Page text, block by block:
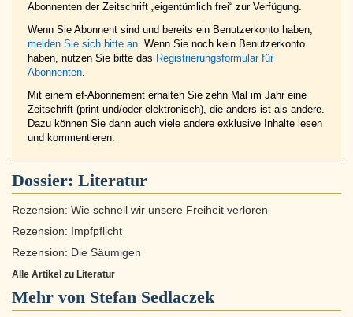
Abonnenten der Zeitschrift „eigentümlich frei“ zur Verfügung.
Wenn Sie Abonnent sind und bereits ein Benutzerkonto haben,
melden Sie sich bitte an. Wenn Sie noch kein Benutzerkonto
haben, nutzen Sie bitte das Registrierungsformular für
Abonnenten.
Mit einem ef-Abonnement erhalten Sie zehn Mal im Jahr eine
Zeitschrift (print und/oder elektronisch), die anders ist als andere.
Dazu können Sie dann auch viele andere exklusive Inhalte lesen
und kommentieren.
Dossier: Literatur
Rezension: Wie schnell wir unsere Freiheit verloren
Rezension: Impfpflicht
Rezension: Die Säumigen
Alle Artikel zu Literatur
Mehr von Stefan Sedlaczek